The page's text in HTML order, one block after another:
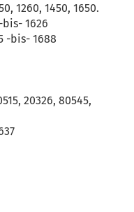
1260, 1450, 1650.
bis- 1626
-bis- 1688
20326, 80545,